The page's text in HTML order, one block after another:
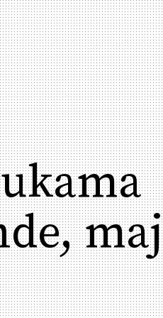
maj